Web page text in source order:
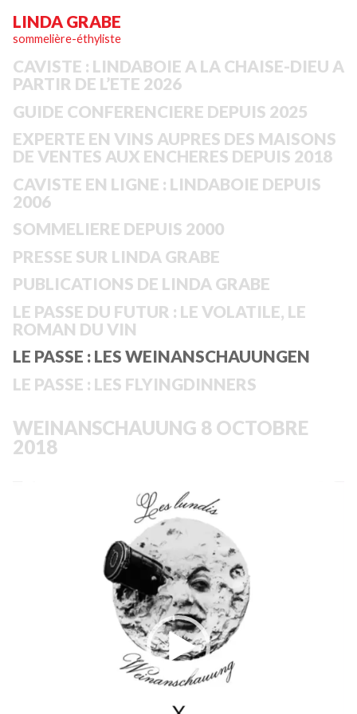
LINDA GRABE
sommelière-éthyliste
CAVISTE : LINDABOIE A LA CHAISE-DIEU A
PARTIR DE L’ETE 2026
GUIDE CONFERENCIERE DEPUIS 2025
EXPERTE EN VINS AUPRES DES MAISONS
DE VENTES AUX ENCHERES DEPUIS 2018
CAVISTE EN LIGNE : LINDABOIE DEPUIS
2006
SOMMELIERE DEPUIS 2000
PRESSE SUR LINDA GRABE
PUBLICATIONS DE LINDA GRABE
LE PASSE DU FUTUR : LE VOLATILE, LE
ROMAN DU VIN
LE PASSE : LES WEINANSCHAUUNGEN
LE PASSE : LES FLYINGDINNERS
WEINANSCHAUUNG 8 OCTOBRE
2018